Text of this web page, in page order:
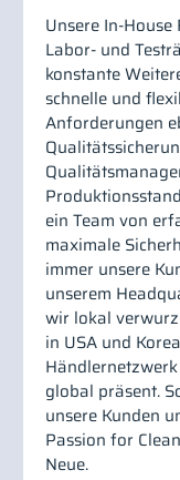
Unsere In-
Labor- und
konstante
schnelle und
Anforderungen
ein Team von
maximale
immer unsere
unserem
wir lokal
in USA und
global präsent.
unsere Kunden
Passion for
Neue.